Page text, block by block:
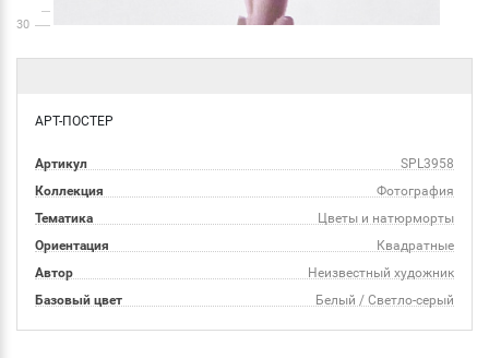
30
АРТ-ПОСТЕР
Артикул
SPL3958
Коллекция
Фотография
Тематика
Цветы и натюрморты
Ориентация
Квадратные
Автор
Неизвестный художник
Базовый цвет
Белый / Светло-серый